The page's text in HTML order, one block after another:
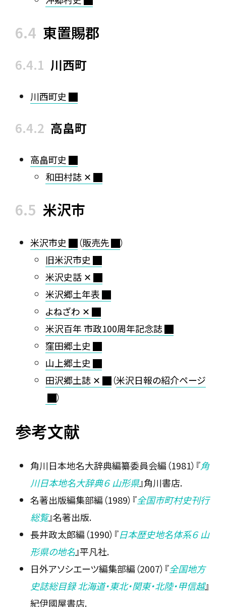
東置賜郡
川西町
川西町史
高畠町
高畠町史
和田村誌 ✕
米沢市
米沢市史 （販売先
）
旧米沢市史
米沢史話 ✕
米沢郷土年表
よねざわ ✕
米沢百年 市政100周年記念誌
窪田郷土史
山上郷土史
田沢郷土誌 ✕
（米沢日報の紹介ページ
）
参考文献
角川日本地名大辞典編纂委員会編（1981）『角
川日本地名大辞典６ 山形県』角川書店.
名著出版編集部編（1989）『全国市町村史刊行
総覧』名著出版.
長井政太郎編（1990）『日本歴史地名体系６ 山
形県の地名』平凡社.
日外アソシエーツ編集部編（2007）『全国地方
史誌総目録 北海道・東北・関東・北陸・甲信越』
紀伊國屋書店.